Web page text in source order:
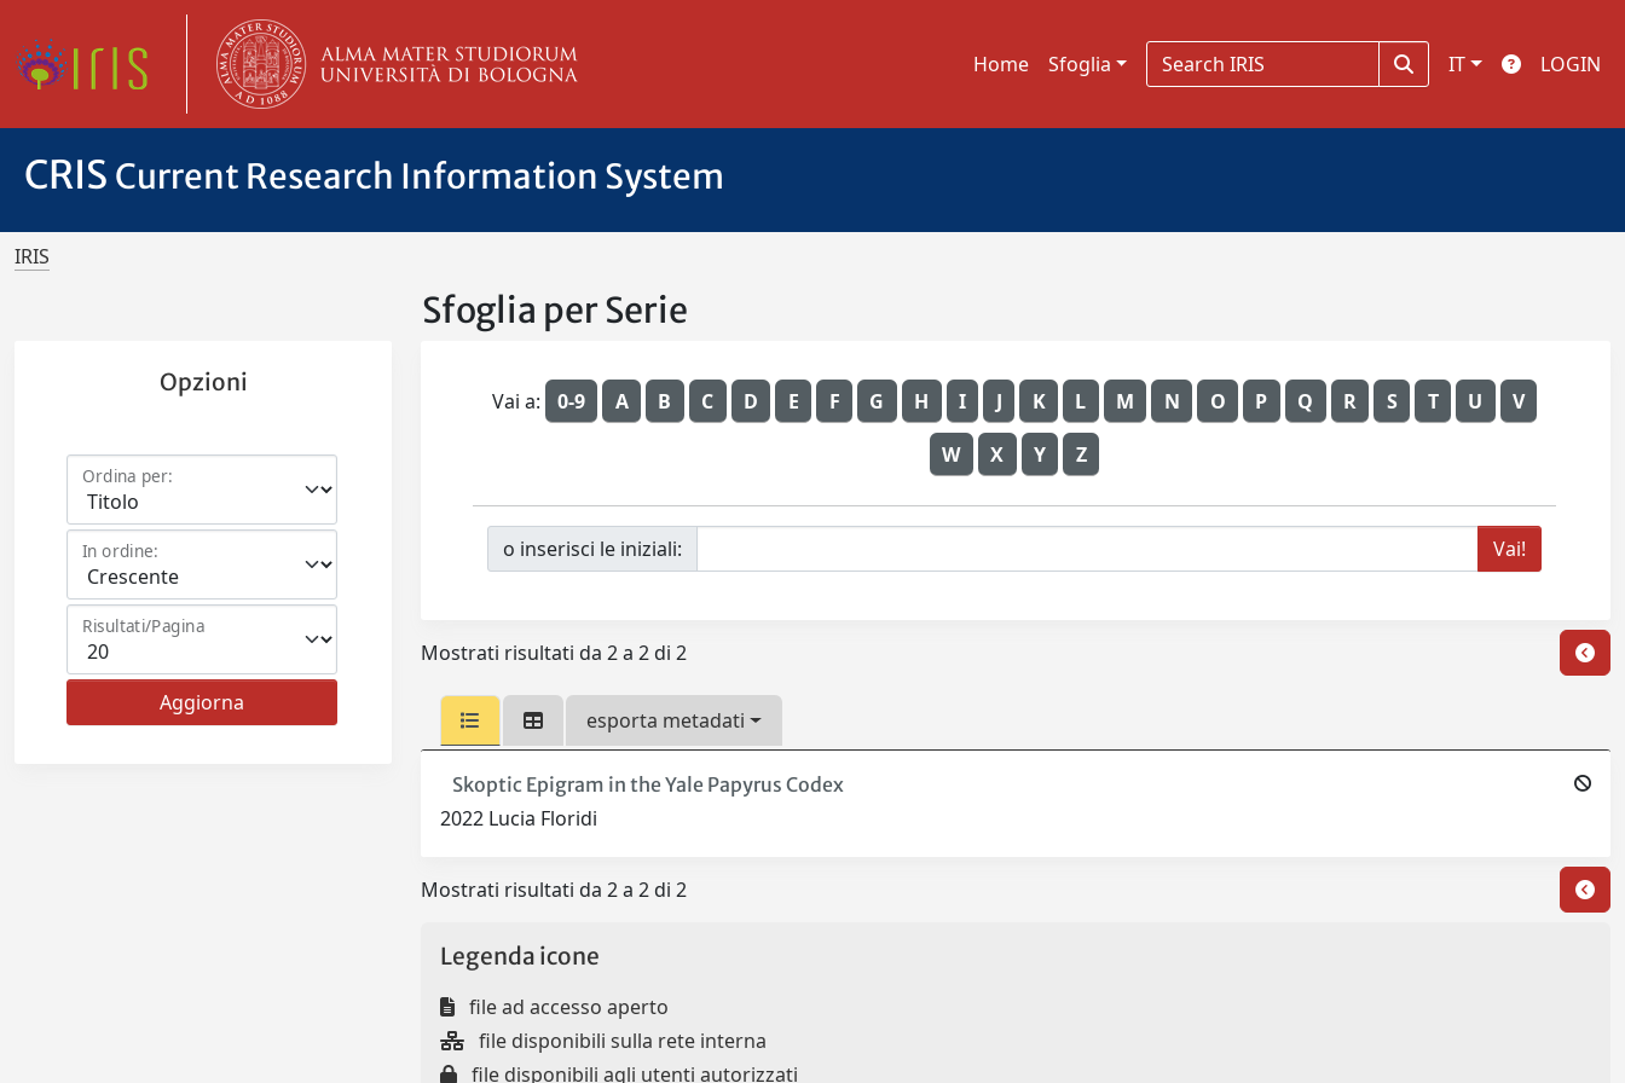
Home Sfoglia IT LOGIN
CRIS Current Research Information System
IRIS
Sfoglia per Serie
Opzioni
Ordina per:
In ordine:
Risultati/Pagina
Vai a: 0-9 A B C D E F G H I J K L M N O P Q R S T U V
W X Y Z
o inserisci le iniziali:
Mostrati risultati da 2 a 2 di 2
esporta metadati
Skoptic Epigram in the Yale Papyrus Codex
2022 Lucia Floridi
Mostrati risultati da 2 a 2 di 2
Legenda icone
file ad accesso aperto
file disponibili sulla rete interna
file disponibili agli utenti autorizzati